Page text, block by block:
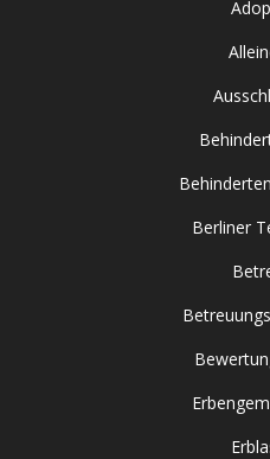
Berliner